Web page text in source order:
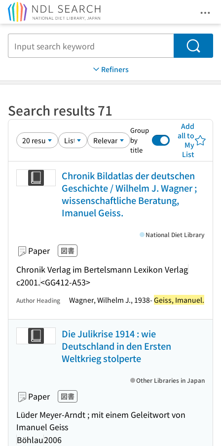
Search
Refiners
Search results 71
Group
by
title
Add
all to
My
List
Chronik Bildatlas der deutschen
Geschichte / Wilhelm J. Wagner ;
wissenschaftliche Beratung,
Imanuel Geiss.
Paper 図書
Chronik Verlag im Bertelsmann Lexikon Verlag
c2001.<GG412-A53>
National Diet Library
Author Heading Wagner, Wilhelm J., 1938-Geiss, Imanuel.
Die Julikrise 1914 : wie
Deutschland in den Ersten
Weltkrieg stolperte
Paper 図書
Lüder Meyer-Arndt ; mit einem Geleitwort von
Imanuel Geiss
Böhlau2006
Other Libraries in Japan